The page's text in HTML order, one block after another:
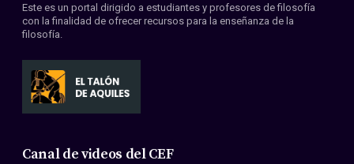
Convenios
Este es un portal dirigido a estudiantes y profesores de filosofía
con la finalidad de ofrecer recursos para la enseñanza de la
filosofía.
Canal de videos del CEF